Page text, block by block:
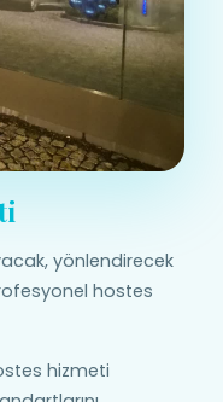
yönlendirecek
hostes
hizmeti